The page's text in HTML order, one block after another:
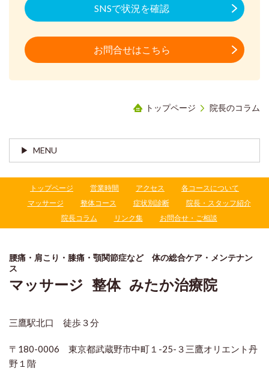
SNSで状況を確認
お問合せはこちら
トップページ 院長のコラム
MENU
トップページ 営業時間 アクセス
各コースについて
マッサージ
整体コース 症状別診断
院長・スタッフ紹介
院長コラム
リンク集 お問合せ・ご相談
腰痛・肩こり・膝痛・顎関節症など 体の総合ケア・メンテナン
ス
マッサージ 整体 みたか治療院
三鷹駅北口 徒歩３分
〒180-0006 東京都武蔵野市中町１-25-３三鷹オリエント丹
野１階